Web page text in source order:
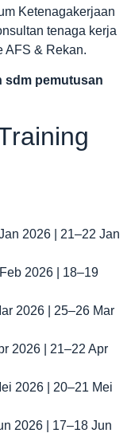
Ketenagakerjaan
tenaga kerja
AFS & Rekan.
sdm pemutusan
2026 | 21–22 Jan
2026 | 18–19
2026 | 25–26 Mar
2026 | 21–22 Apr
2026 | 20–21 Mei
2026 | 17–18 Jun